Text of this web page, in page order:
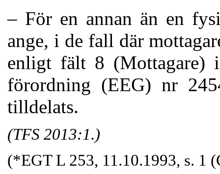
– För en annan än en
ange, i de fall där
enligt fält 8
förordning (EEG) nr
tilldelats.
(TFS 2013:1.)
(*EGT L 253, 11.10.1993, s. 1